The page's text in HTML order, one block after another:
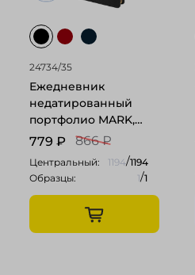
24734/35
Ежедневник
недатированный
портфолио MARK,
формат А5, в линейку
779 ₽ 866 ₽
Центральный: 1194/1194
Образцы:
1/1